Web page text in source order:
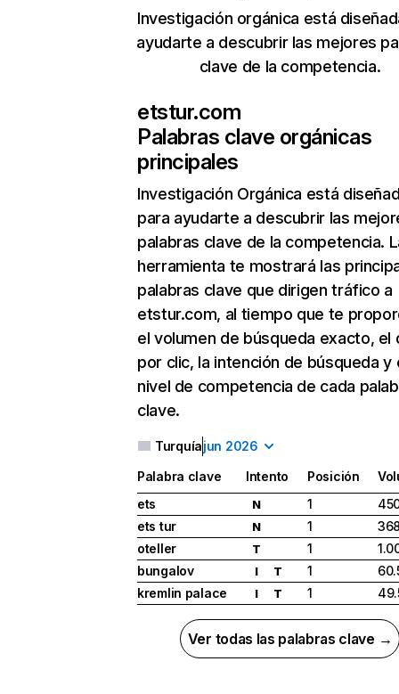
Investigación orgánica está
ayudarte a descubrir las mejores
clave de la competencia.
etstur.com
Palabras clave orgánicas
principales
Investigación Orgánica está
para ayudarte a descubrir las
palabras clave de la competencia.
herramienta te mostrará las
palabras clave que dirigen tráfico a
etstur.com, al tiempo que te
el volumen de búsqueda exacto, el
por clic, la intención de búsqueda y
nivel de competencia de cada
clave.
Turquíajun 2026
Palabra clave Intento Posición
ets
N 1
ets tur
N 1
oteller
T 1
bungalov
I T 1
kremlin palace
I T 1
Ver todas las palabras clave →